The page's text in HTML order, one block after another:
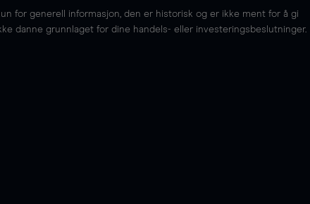
for generell informasjon, den er historisk og er ikke ment for å gi
danne grunnlaget for dine handels- eller investeringsbeslutninger.